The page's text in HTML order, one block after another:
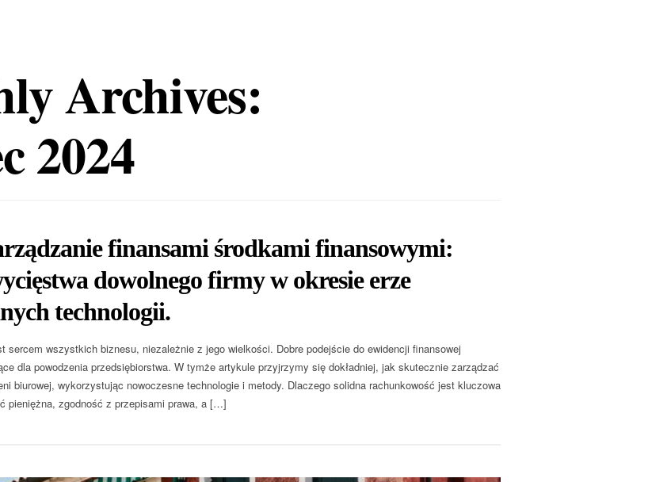
Archives:
2024
finansami środkami finansowymi:
dowolnego firmy w okresie erze
technologii.
sercem wszystkich biznesu, niezależnie z jego wielkości. Dobre podejście do ewidencji finansowej
dla powodzenia przedsiębiorstwa. W tymże artykule przyjrzymy się dokładniej, jak skutecznie zarządzać
biurowej, wykorzystując nowoczesne technologie i metody. Dlaczego solidna rachunkowość jest kluczowa
pieniężna, zgodność z przepisami prawa, a […]